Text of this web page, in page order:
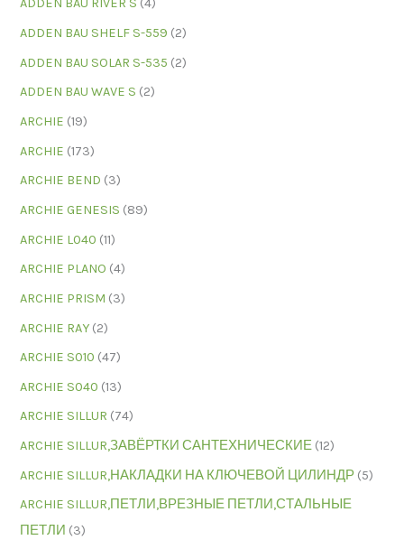
ADDEN BAU RIVER S (4)
ADDEN BAU SHELF S-559 (2)
ADDEN BAU SOLAR S-535 (2)
ADDEN BAU WAVE S (2)
ARCHIE (19)
ARCHIE (173)
ARCHIE BEND (3)
ARCHIE GENESIS (89)
ARCHIE L040 (11)
ARCHIE PLANO (4)
ARCHIE PRISM (3)
ARCHIE RAY (2)
ARCHIE S010 (47)
ARCHIE S040 (13)
ARCHIE SILLUR (74)
ARCHIE SILLUR,ЗАВЁРТКИ САНТЕХНИЧЕСКИЕ (12)
ARCHIE SILLUR,НАКЛАДКИ НА КЛЮЧЕВОЙ ЦИЛИНДР (5)
ARCHIE SILLUR,ПЕТЛИ,ВРЕЗНЫЕ ПЕТЛИ,СТАЛЬНЫЕ
ПЕТЛИ (3)